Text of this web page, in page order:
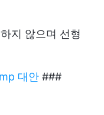
지 않으며 선형
대안 ###